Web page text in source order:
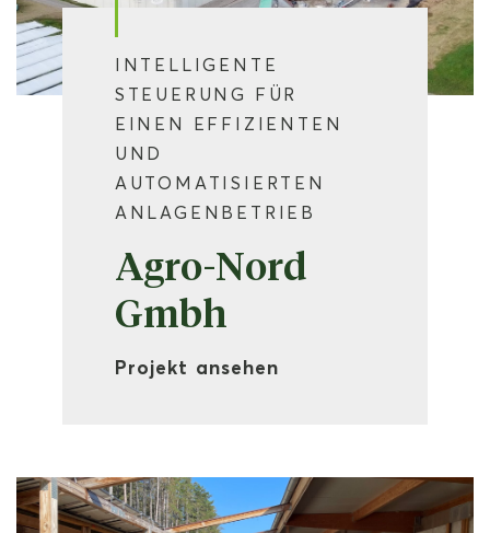
INTELLIGENTE
STEUERUNG FÜR
EINEN EFFIZIENTEN
UND
AUTOMATISIERTEN
ANLAGENBETRIEB
Agro-Nord
Gmbh
Projekt ansehen